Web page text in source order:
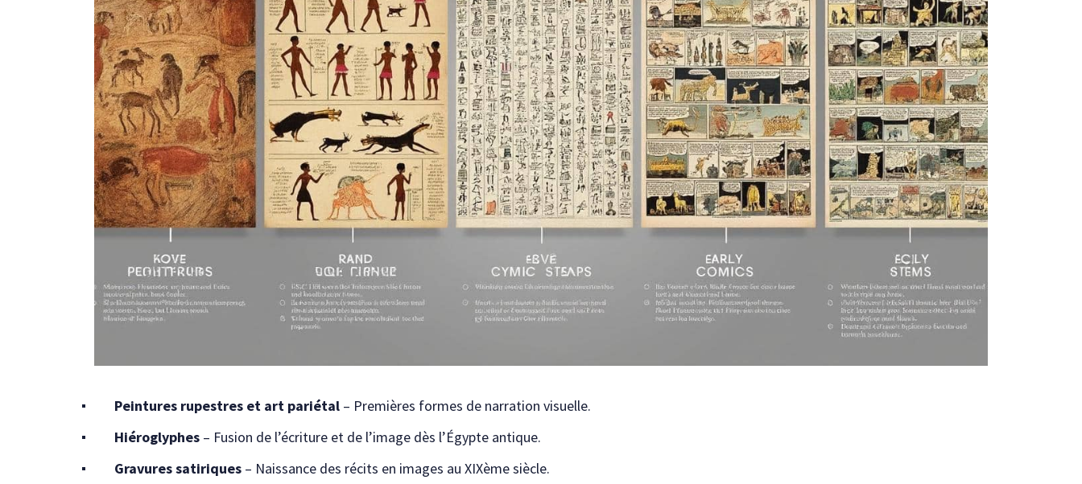
Peintures rupestres et art pariétal – Premières formes de narration visuelle.
Hiéroglyphes – Fusion de l’écriture et de l’image dès l’Égypte antique.
Gravures satiriques – Naissance des récits en images au XIXème siècle.